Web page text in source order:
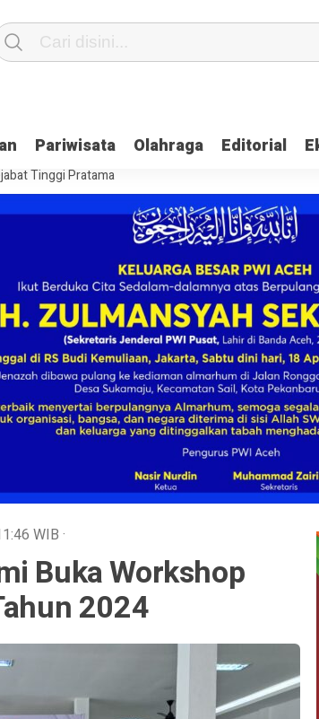
Pariwisata Olahraga Editorial
Ulama dan Pj Bupati Aceh Jaya Bahas Penguatan
Ini Kasusnya
Saat Proses Sortir, Panwaslih Aceh
Tinggi Pratama
WIB ·
Buka Workshop
2024